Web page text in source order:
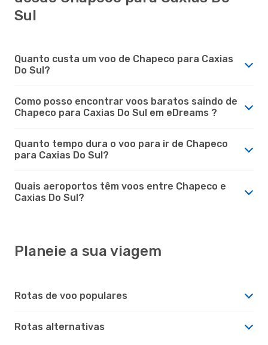
Sul
Quanto custa um voo de Chapeco para Caxias
Do Sul?
Como posso encontrar voos baratos saindo de
Chapeco para Caxias Do Sul em eDreams ?
Quanto tempo dura o voo para ir de Chapeco
para Caxias Do Sul?
Quais aeroportos têm voos entre Chapeco e
Caxias Do Sul?
Planeie a sua viagem
Rotas de voo populares
Rotas alternativas